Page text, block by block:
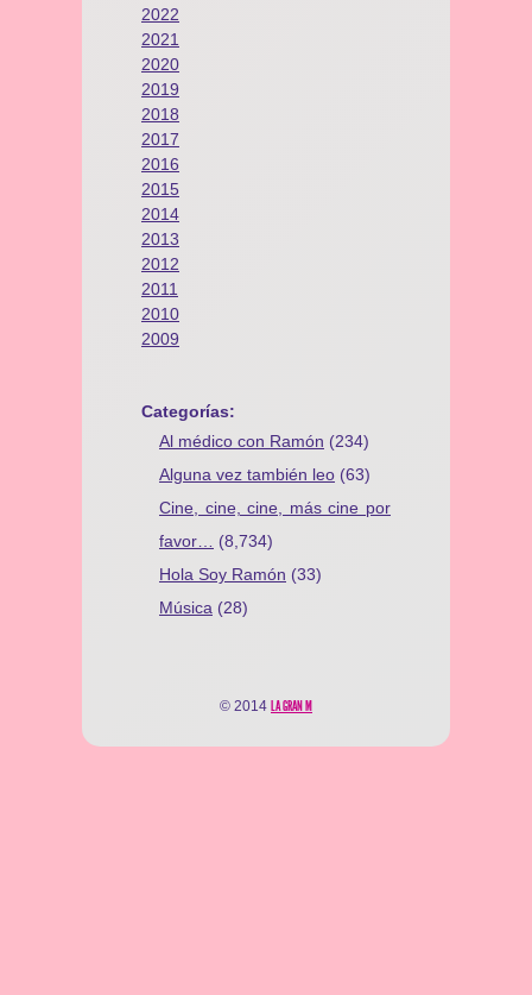
2022
2021
2020
2019
2018
2017
2016
2015
2014
2013
2012
2011
2010
2009
Categorías:
Al médico con Ramón (234)
Alguna vez también leo (63)
Cine, cine, cine, más cine por
favor…
(8,734)
Hola Soy Ramón (33)
Música (28)
© 2014 LA GRAN M